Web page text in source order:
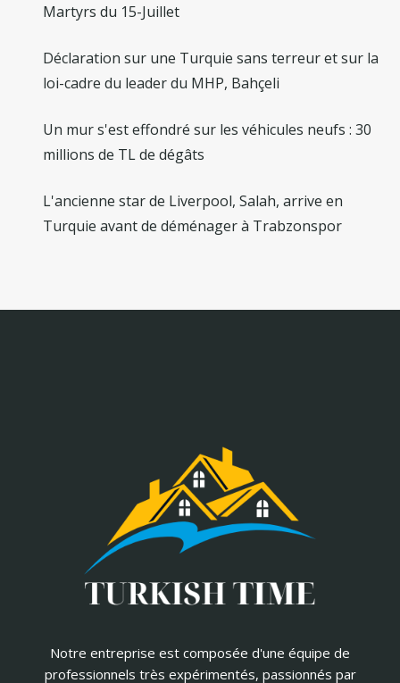
Martyrs du 15-Juillet
Déclaration sur une Turquie sans terreur et sur la
loi-cadre du leader du MHP, Bahçeli
Un mur s'est effondré sur les véhicules neufs : 30
millions de TL de dégâts
L'ancienne star de Liverpool, Salah, arrive en
Turquie avant de déménager à Trabzonspor
Notre entreprise est composée d'une équipe de
professionnels très expérimentés, passionnés par